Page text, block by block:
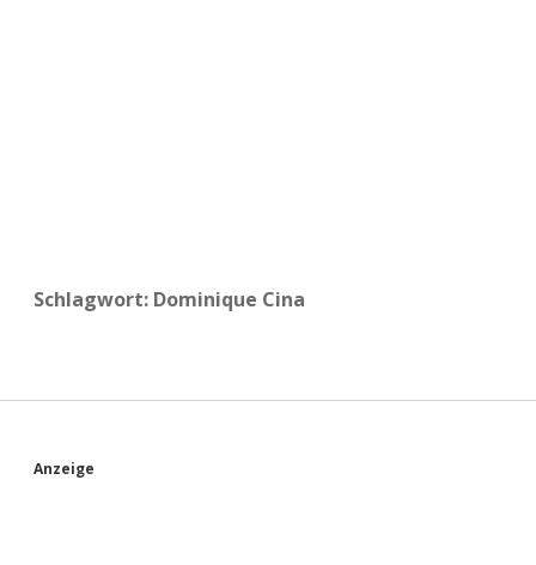
Schlagwort: Dominique Cina
S
Anzeige